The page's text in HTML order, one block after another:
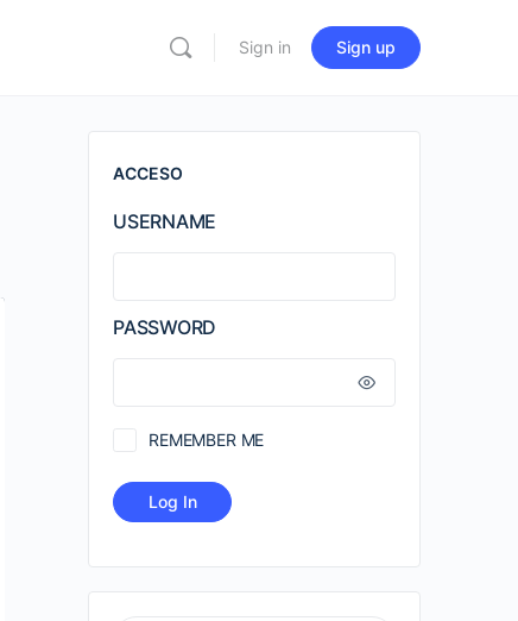
Sign in Sign up
ACCESO
USERNAME
PASSWORD
REMEMBER ME